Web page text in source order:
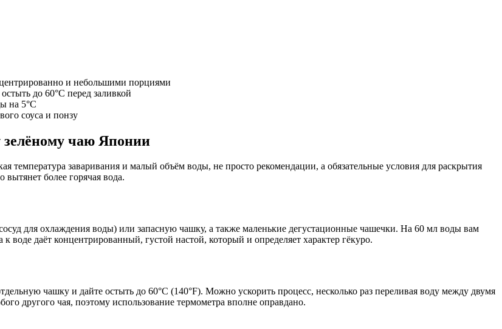
и небольшими порциями
до 60°C перед заливкой
на 5°C
соуса и понзу
зелёному чаю Японии
температура заваривания и малый объём воды, не просто рекомендации, а обязательные условия для раскрытия
более горячая вода.
для охлаждения воды) или запасную чашку, а также маленькие дегустационные чашечки. На 60 мл воды вам
воде даёт концентрированный, густой настой, который и определяет характер гёкуро.
чашку и дайте остыть до 60°C (140°F). Можно ускорить процесс, несколько раз переливая воду между двумя
другого чая, поэтому использование термометра вполне оправдано.